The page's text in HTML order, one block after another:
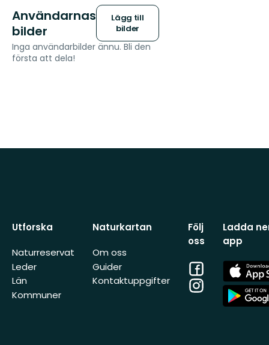
Användarnas
bilder
Lägg till
bilder
Inga användarbilder ännu. Bli den
första att dela!
Utforska
Naturreservat
Leder
Län
Kommuner
Naturkartan
Om oss
Guider
Kontaktuppgifter
Följ
oss
Facebook
Instagram
Ladda
app
App
Store
App
Store